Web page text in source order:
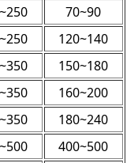
70~90
120~140
150~180
160~200
180~240
400~500